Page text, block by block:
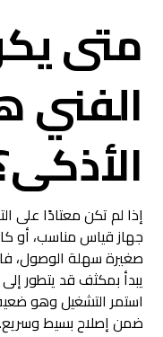
متى
الفني
إذا لم تكن معتادًا على
جهاز قياس مناسب، أو
صغيرة سهلة الوصول،
يبدأ بمكثف قد يتطور
استمر التشغيل وهو
ضمن إصلاح بسيط وسريع.